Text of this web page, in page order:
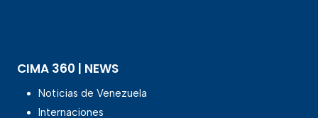
CIMA 360 | NEWS
Noticias de Venezuela
Internaciones